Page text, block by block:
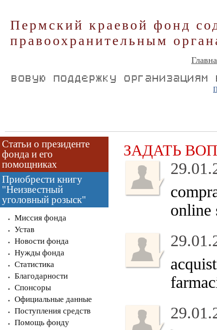
Пермский краевой фонд
правоохранительным
Статьи о президенте
фонда и его
помощниках
Приобрести книгу
"Неизвестный
уголовный розыск"
Миссия фонда
Устав
Новости фонда
Нужды фонда
Статистика
Благодарности
Спонсоры
Официальные данные
Поступления средств
Помощь фонду
ЗАДАТЬ
online